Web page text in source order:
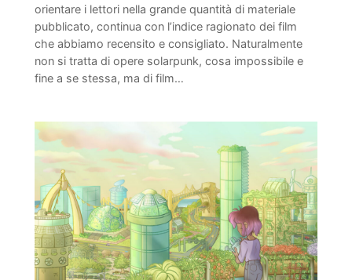
orientare i lettori nella grande quantità di materiale
pubblicato, continua con l’indice ragionato dei film
che abbiamo recensito e consigliato. Naturalmente
non si tratta di opere solarpunk, cosa impossibile e
fine a se stessa, ma di film…